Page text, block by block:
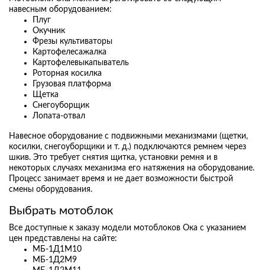
навесным оборудованием:
Плуг
Окучник
Фрезы культиваторы
Картофелесажалка
Картофелевыкапыватель
Роторная косилка
Грузовая платформа
Щетка
Снегоуборщик
Лопата-отвал
Навесное оборудование с подвижными механизмами (щетки,
косилки, снегоуборщики и т. д.) подключаются ремнем через
шкив. Это требует снятия щитка, установки ремня и в
некоторых случаях механизма его натяжения на оборудование.
Процесс занимает время и не дает возможности быстрой
смены оборудования.
Выбрать мотоблок
Все доступные к заказу модели мотоблоков Ока с указанием
цен представлены на сайте:
МБ-1Д1М10
МБ-1Д2М9